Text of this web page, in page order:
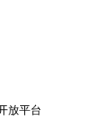
放平台